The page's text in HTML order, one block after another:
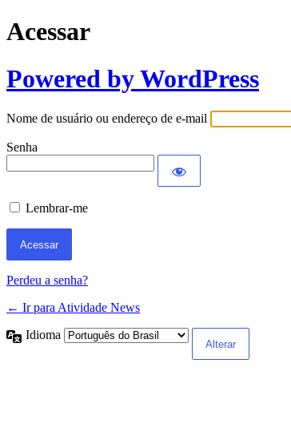
Acessar
Powered by WordPress
Nome de usuário ou endereço de e-mail
Senha
Lembrar-me
Perdeu a senha?
← Ir para Atividade News
Idioma